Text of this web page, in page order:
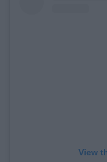
View